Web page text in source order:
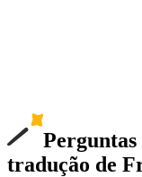
Perguntas
tradução de